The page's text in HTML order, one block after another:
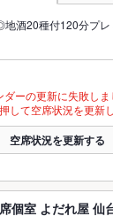
酒20種付120分プ
ダーの更新に失敗しま
して空席状況を更新
空席状況を更新する
個室 よだれ屋 仙